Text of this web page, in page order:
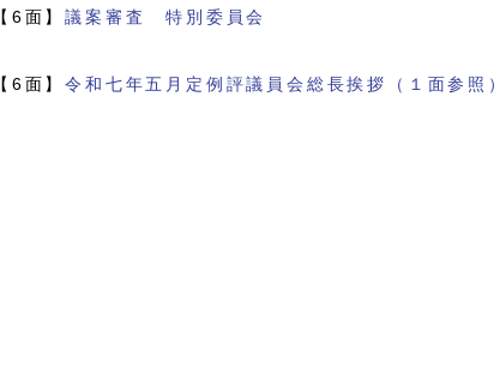
【6面】議案審査 特別委員会
【6面】令和七年五月定例評議員会総長挨拶（１面参照）